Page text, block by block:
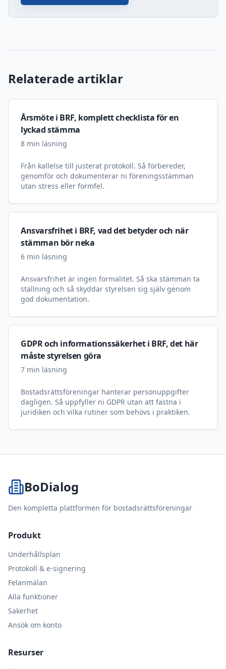
Relaterade artiklar
Årsmöte i BRF, komplett checklista för en
lyckad stämma
8 min läsning
Från kallelse till justerat protokoll. Så förbereder,
genomför och dokumenterar ni föreningsstämman
utan stress eller formfel.
Ansvarsfrihet i BRF, vad det betyder och när
stämman bör neka
6 min läsning
Ansvarsfrihet är ingen formalitet. Så ska stämman ta
ställning och så skyddar styrelsen sig själv genom
god dokumentation.
GDPR och informationssäkerhet i BRF, det här
måste styrelsen göra
7 min läsning
Bostadsrättsföreningar hanterar personuppgifter
dagligen. Så uppfyller ni GDPR utan att fastna i
juridiken och vilka rutiner som behövs i praktiken.
BoDialog
Den kompletta plattformen för bostadsrättsföreningar
Produkt
Underhållsplan
Protokoll & e-signering
Felanmälan
Alla funktioner
Säkerhet
Ansök om konto
Resurser